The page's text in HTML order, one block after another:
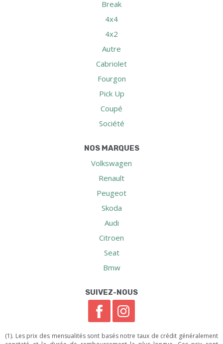
Break
4x4
4x2
Autre
Cabriolet
Fourgon
Pick Up
Coupé
Société
NOS MARQUES
Volkswagen
Renault
Peugeot
Skoda
Audi
Citroen
Seat
Bmw
SUIVEZ-NOUS
(1). Les prix des mensualités sont basés notre taux de crédit généralement